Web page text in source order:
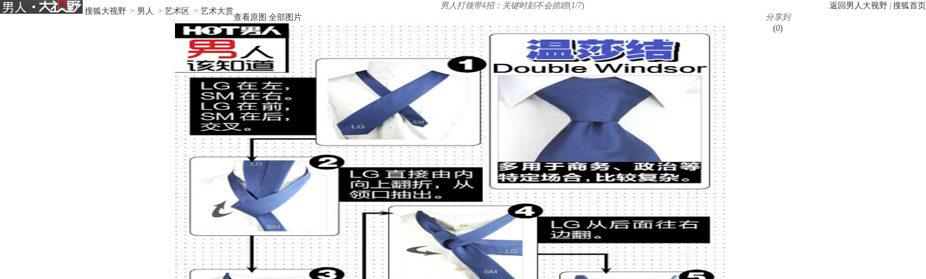
搜狐大视野 > 男人 > 艺术区 > 艺术大赏
返回男人大视野 搜狐首页
男人打领带4招：关键时刻不会抓瞎(1/7)
查看原图 全部图片
分享到
(0)